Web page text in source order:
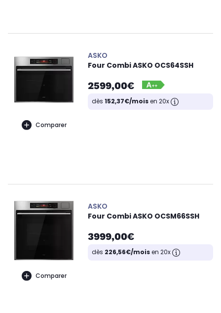
Comparer
ASKO
Four Combi ASKO OCS64SSH
2599,00€
dès 152,37€/moisen 20x
Comparer
ASKO
Four Combi ASKO OCSM66SSH
3999,00€
dès 226,56€/moisen 20x